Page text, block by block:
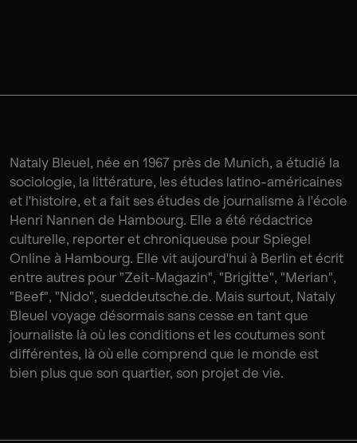
Nataly Bleuel, née en 1967 près de Munich, a étudié la
sociologie, la littérature, les études latino-américaines
et l'histoire, et a fait ses études de journalisme à l'école
Henri Nannen de Hambourg. Elle a été rédactrice
culturelle, reporter et chroniqueuse pour Spiegel
Online à Hambourg. Elle vit aujourd'hui à Berlin et écrit
entre autres pour "Zeit-Magazin", "Brigitte", "Merian",
"Beef", "Nido", sueddeutsche.de. Mais surtout, Nataly
Bleuel voyage désormais sans cesse en tant que
journaliste là où les conditions et les coutumes sont
différentes, là où elle comprend que le monde est
bien plus que son quartier, son projet de vie.